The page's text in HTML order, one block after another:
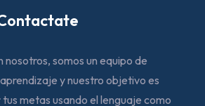
somos un equipo de
y nuestro objetivo es
metas usando el lenguaje como